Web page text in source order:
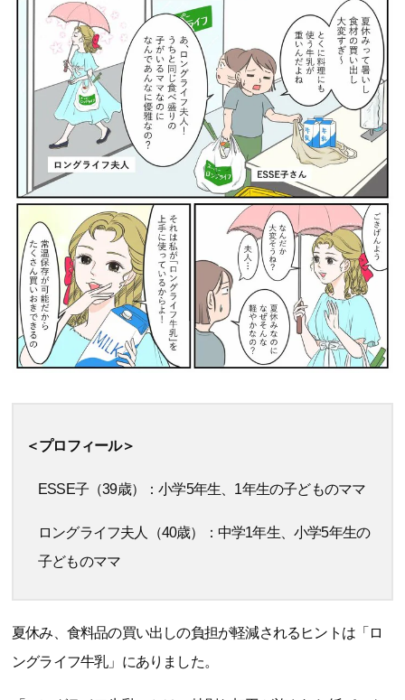
＜プロフィール＞
ESSE子（39歳）：小学5年生、1年生の子どものママ
ロングライフ夫人（40歳）：中学1年生、小学5年生の
子どものママ
夏休み、食料品の買い出しの負担が軽減されるヒントは「ロ
ングライフ牛乳」にありました。